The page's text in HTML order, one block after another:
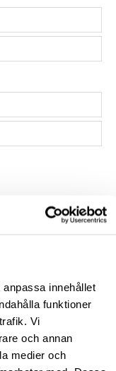
innehållet
funktioner
Vi
och annan
medier och
lager online